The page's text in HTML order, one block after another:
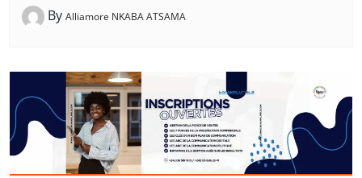
By Alliamore NKABA ATSAMA